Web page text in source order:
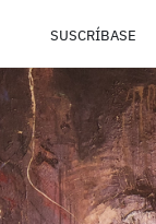
SUSCRÍBASE